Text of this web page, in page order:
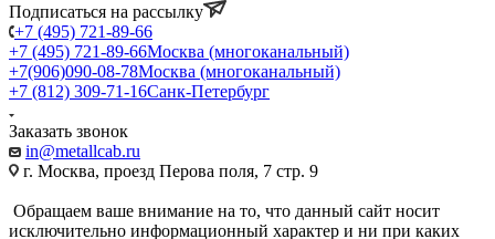
Подписаться на рассылку
+7 (495) 721-89-66
+7 (495) 721-89-66Москва (многоканальный)
+7(906)090-08-78Москва (многоканальный)
+7 (812) 309-71-16Санк-Петербург
Заказать звонок
in@metallcab.ru
г. Москва, проезд Перова поля, 7 стр. 9
Обращаем ваше внимание на то, что данный сайт носит
исключительно информационный характер и ни при каких